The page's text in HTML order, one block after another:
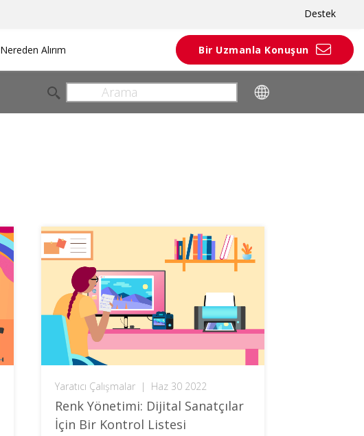
Destek
Nereden Alırım Bir Uzmanla Konuşun
Yaratıcı Çalışmalar | Haz 30 2022
Renk Yönetimi: Dijital Sanatçılar
İçin Bir Kontrol Listesi